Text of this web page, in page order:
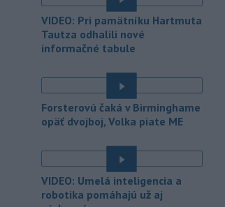
Vojenského technického a
skúšobného ústavu (VTSÚ) Záhorie
vypukol v sobotu popoludní lesný
požiar.
15:39 - Profesionálni hasiči z
Liptovského Mikuláša, Liptovského
Hrádku a Mengusoviec a dobrovoľní
hasiči z Važca, Východnej a Štrby
požiari humna v obci Važec v okrese
Liptovský Mikuláš.
15:32 - Vo veku 68 rokov zomrel
VIDEO: Pri pamätníku Hartmuta
Tautza odhalili nové
informačné tabule
Forsterovú čaká v Birminghame
opäť dvojboj, Volka piate ME
VIDEO: Umelá inteligencia a
robotika pomáhajú už aj